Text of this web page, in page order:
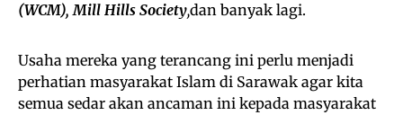
(WCM), Mill Hills Society,dan banyak lagi.
Usaha mereka yang terancang ini perlu menjadi
perhatian masyarakat Islam di Sarawak agar kita
semua sedar akan ancaman ini kepada masyarakat